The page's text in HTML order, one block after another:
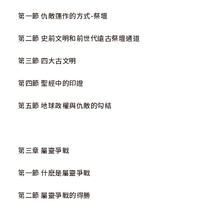
第一節 仇敵運作的方式-祭壇‬‬‬‬‬‬‬‬‬‬‬‬‬‬‬‬‬‬‬‬‬‬‬‬‬‬‬‬‬‬‬‬‬‬‬‬‬‬‬‬‬‬‬‬‬‬‬‬‬‬‬‬‬‬‬‬‬‬‬‬‬‬‬‬‬‬‬‬‬‬‬‬‬‬‬‬‬‬‬‬‬‬‬‬‬‬‬‬‬‬‬‬‬‬‬‬‬‬‬‬
第二節 史前文明和前世代遠古祭壇通道
第三節 四大古文明 ‬‬‬‬‬‬‬‬‬‬‬‬‬‬‬‬‬‬‬
第四節 聖經中的印證
第五節 地球政權與仇敵的勾結‬‬‬‬‬‬‬‬
第三章 屬靈爭戰
第一節 什麽是屬靈爭戰
第二節 屬靈爭戰的得勝